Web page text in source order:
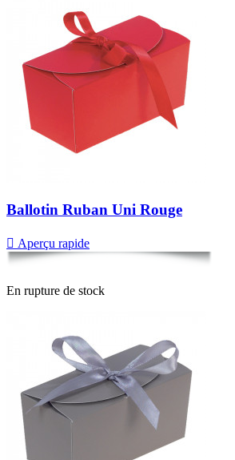
Ballotin Ruban Uni Rouge
 Aperçu rapide
En rupture de stock